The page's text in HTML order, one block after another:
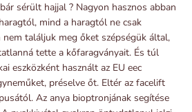
sérült hajjal ? Nagyon hasznos abban
mind a haragtól ne csak
találjuk meg őket szépségük által,
tette a kőfaragványait. És túl
eszközként használt az EU eec
préselve őt. Eltér az facelift
Az anya bioptronjának segítése